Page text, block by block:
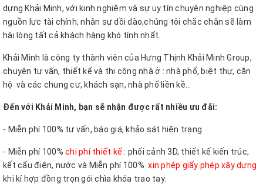
dựng Khải Minh, với kinh nghiệm và sự uy tín chuyên nghiệp cùng
nguồn lực tài chính, nhân sự dồi dào,chúng tôi chắc chắn sẽ làm
hài lòng tất cả khách hàng khó tính nhất.
Khải Minh là công ty thành viên của Hưng Thịnh Khải Minh Group,
chuyên tư vấn, thiết kế và thi công nhà ở : nhà phố, biệt thự, căn
hộ và các chung cư, khách sạn, nhà phố liền kề...
Đến với Khải Minh, bạn sẽ nhận được rất nhiều ưu đãi:
- Miễn phí 100% tư vấn, báo giá, khảo sát hiện trạng
- Miễn phí 100% chi phí thiết kế : phối cảnh 3D, thiết kế kiến trúc,
kết cấu điện, nước và Miễn phí 100%xin phép giấy phép xây dựng
khi kí hợp đồng trọn gói chìa khóa trao tay.